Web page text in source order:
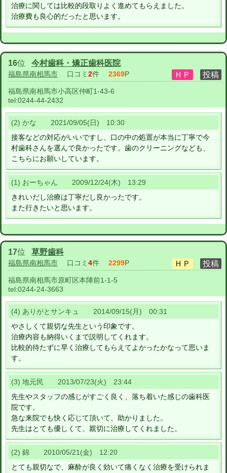
治療に関しては比較的段取りよく進めてもらえました。
治療費も良心的だったと思います。
16位 今村歯科・矯正歯科医院
福島県南相馬市 口コミ 2件 2369P
福島県南相馬市小高区仲町1-43-6
tel:0244-44-2432
(2) かな 2021/09/05(日) 10:30
接客などの対応がいいですし、口の中の処置が本当に丁寧で今
村歯科さんを選んで良かったです。歯のクリーニングなども、
こちらにお願いしています。
(1) おーちゃん 2009/12/24(木) 13:29
きれいだし治療は丁寧だし良かったです。
また行きたいと思います。
17位 草野歯科
福島県南相馬市 口コミ 4件 2299P
福島県南相馬市原町区本陣前1-1-5
tel:0244-24-3663
(4) ありがとサンキュ 2014/09/15(月) 00:31
やさしくて親切な先生という印象です。
治療内容も納得いくまで説明してくれます。
比較的待たずに早く治療してもらえてよかったかなって思いま
す。
(3) 地元民 2013/07/23(火) 23:44
先生やスタッフの感じがすごく良く、落ち着いた感じの歯科医
院です。
急な来院でも快く応じて頂いて、助かりました。
先生はとても優しくて、親切に治療してくれました。
(2) 錦 2010/05/21(金) 12:20
とても親切なで、麻酔が良く効いて痛くなく治療を受けられま